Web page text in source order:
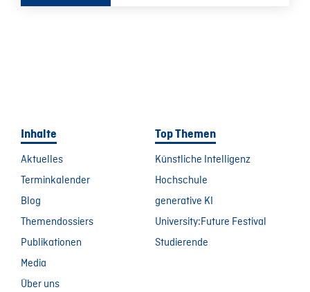
Inhalte
Aktuelles
Terminkalender
Blog
Themendossiers
Publikationen
Media
Über uns
Top Themen
Künstliche Intelligenz
Hochschule
generative KI
University:Future Festival
Studierende